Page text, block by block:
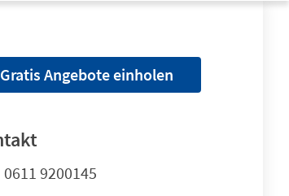
Gratis Angebote einholen
0611 9200145